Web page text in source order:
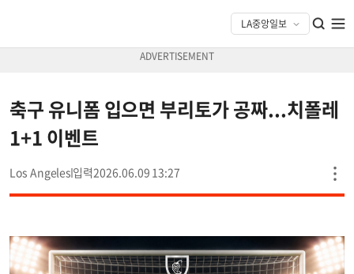
축구 유니폼 입으면 부리토가 공짜...치폴레
1+1 이벤트
Los Angeles 2026.06.09 13:27